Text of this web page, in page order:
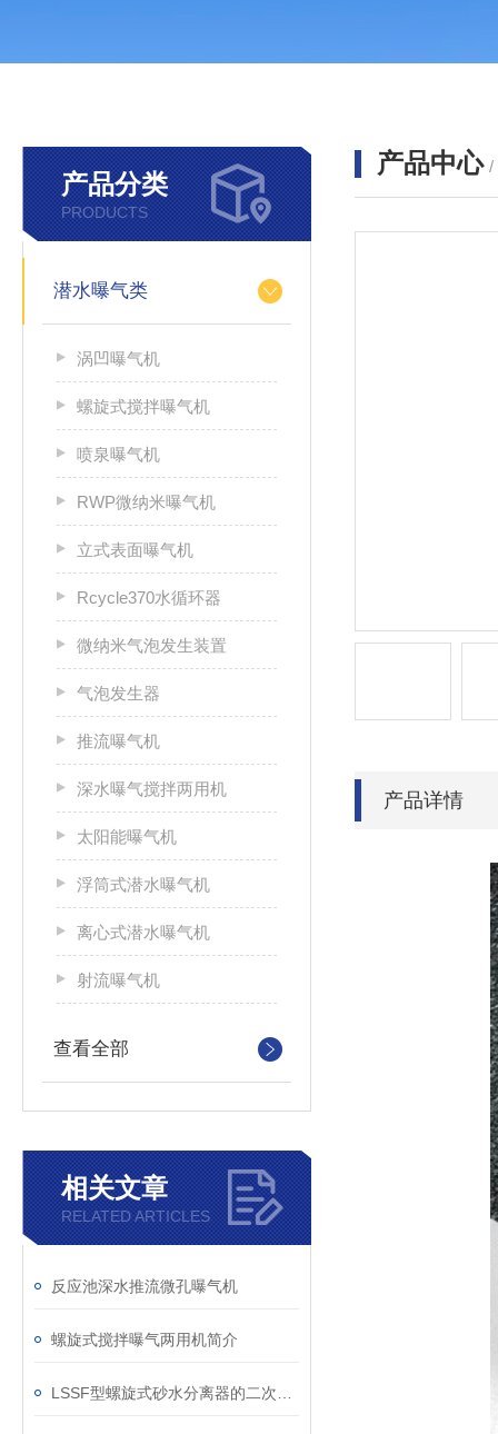
产品分类
PRODUCTS
潜水曝气类
涡凹曝气机
螺旋式搅拌曝气机
喷泉曝气机
RWP微纳米曝气机
立式表面曝气机
Rcycle370水循环器
微纳米气泡发生装置
气泡发生器
推流曝气机
深水曝气搅拌两用机
太阳能曝气机
浮筒式潜水曝气机
离心式潜水曝气机
射流曝气机
查看全部
相关文章
RELATED ARTICLES
反应池深水推流微孔曝气机
螺旋式搅拌曝气两用机简介
产品中心 /
产品详情